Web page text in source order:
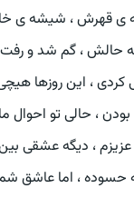
ی قهرش ، شیشه ی
حالش ، گم شد و
کردی ، این روزها
، حالی تو
عزیزم ، دیگه عشقی
حسوده ، اما عاشق